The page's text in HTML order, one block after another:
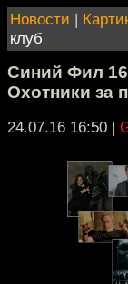
Новости |
клуб
Синий Фил
Охотники за
24.07.16 16:50 |